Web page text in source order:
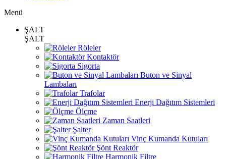
Menü
ŞALT
ŞALT
Röleler
Kontaktör
Sigorta
Buton ve Sinyal
Lambaları
Trafolar
Enerji Dağıtım Sistemleri
Ölçme
Zaman Saatleri
Şalter
Vinç Kumanda Kutuları
Şönt Reaktör
Harmonik Filtre